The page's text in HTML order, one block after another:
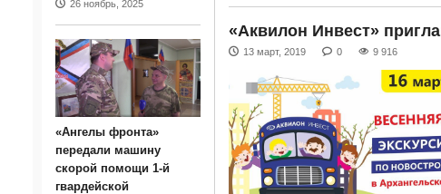
«Аквилон Инвест»
13 март, 2019 0 9 916
26 ноябрь, 2025
«Ангелы фронта»
передали машину
скорой помощи 1-й
гвардейской